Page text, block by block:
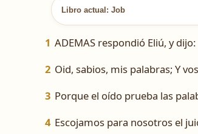
Libro actual: Job
1 ADEMAS respondió Eliú, y dijo:
2 Oid, sabios, mis palabras; Y
3 Porque el oído prueba las
4 Escojamos para nosotros el